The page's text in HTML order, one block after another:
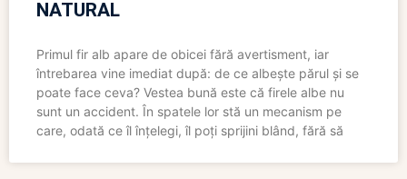
NATURAL
Primul fir alb apare de obicei fără avertisment, iar
întrebarea vine imediat după: de ce albește părul și se
poate face ceva? Vestea bună este că firele albe nu
sunt un accident. În spatele lor stă un mecanism pe
care, odată ce îl înțelegi, îl poți sprijini blând, fără să